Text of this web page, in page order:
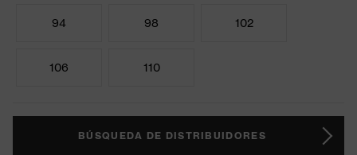
94 98 102
106 110
BÚSQUEDA DE DISTRIBUIDORES